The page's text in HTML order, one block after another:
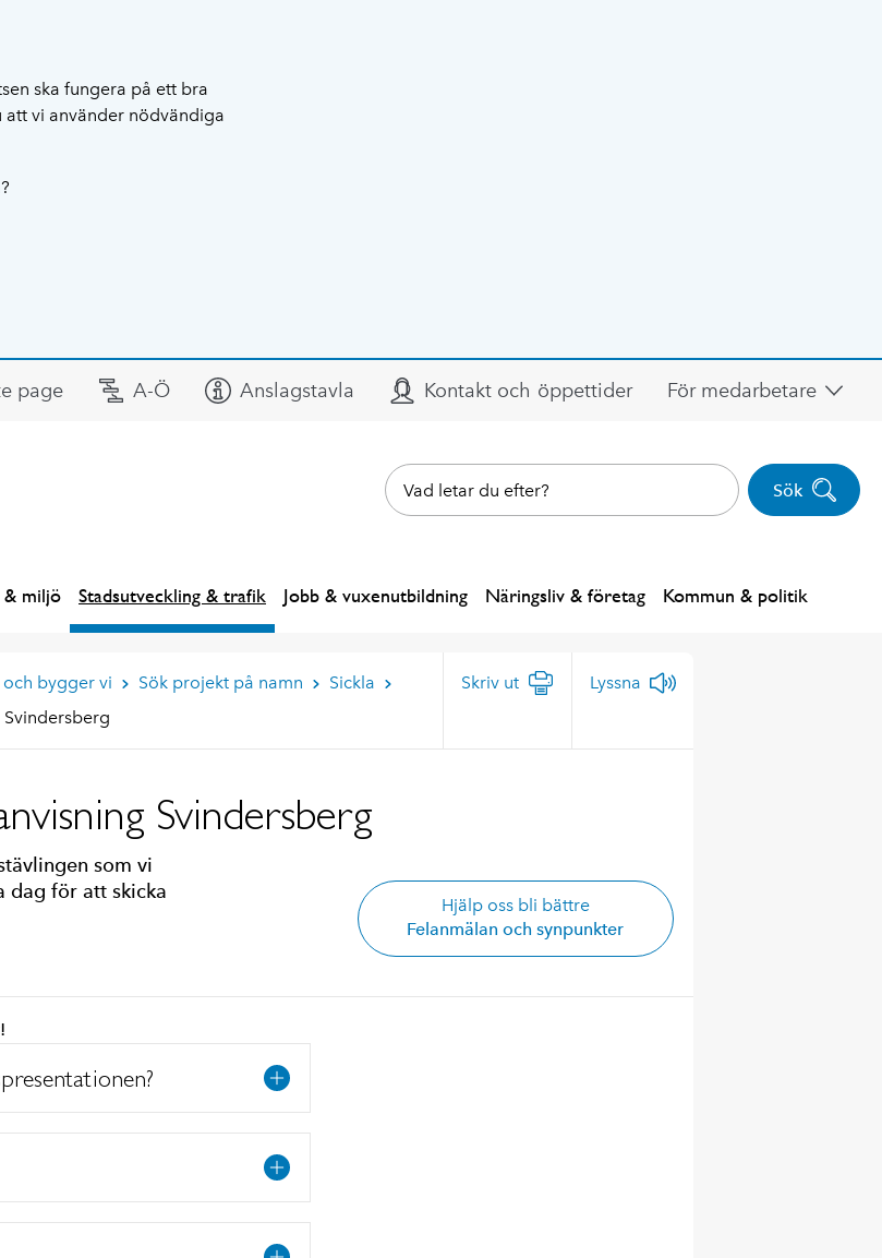
ska fungera på ett bra
vi använder nödvändiga
page A-Ö Anslagstavla Kontakt och öppettider För medarbetare
Sök
& miljö Stadsutveckling & trafik Jobb & vuxenutbildning Näringsliv & företag Kommun & politik
bygger vi Sök projekt på namn
Sickla
Skriv ut Lyssna
Svindersberg
som vi
dag för att skicka
Hjälp oss bli bättre
Felanmälan och synpunkter